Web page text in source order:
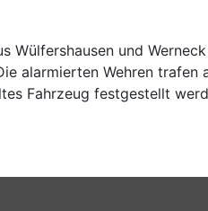
Wülfershausen und
alarmierten Wehren
Fahrzeug festgestellt